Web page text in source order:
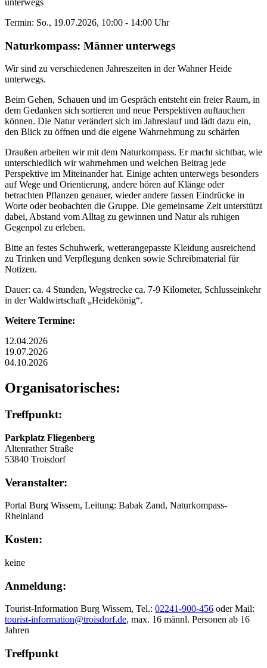
unterwegs
Termin: So., 19.07.2026, 10:00 - 14:00 Uhr
Naturkompass: Männer unterwegs
Wir sind zu verschiedenen Jahreszeiten in der Wahner Heide
unterwegs.
Beim Gehen, Schauen und im Gespräch entsteht ein freier Raum, in
dem Gedanken sich sortieren und neue Perspektiven auftauchen
können. Die Natur verändert sich im Jahreslauf und lädt dazu ein,
den Blick zu öffnen und die eigene Wahrnehmung zu schärfen
Draußen arbeiten wir mit dem Naturkompass. Er macht sichtbar, wie
unterschiedlich wir wahrnehmen und welchen Beitrag jede
Perspektive im Miteinander hat. Einige achten unterwegs besonders
auf Wege und Orientierung, andere hören auf Klänge oder
betrachten Pflanzen genauer, wieder andere fassen Eindrücke in
Worte oder beobachten die Gruppe. Die gemeinsame Zeit unterstützt
dabei, Abstand vom Alltag zu gewinnen und Natur als ruhigen
Gegenpol zu erleben.
Bitte an festes Schuhwerk, wetterangepasste Kleidung ausreichend
zu Trinken und Verpflegung denken sowie Schreibmaterial für
Notizen.
Dauer: ca. 4 Stunden, Wegstrecke ca. 7-9 Kilometer, Schlusseinkehr
in der Waldwirtschaft „Heidekönig“.
Weitere Termine:
12.04.2026
19.07.2026
04.10.2026
Organisatorisches:
Treffpunkt:
Parkplatz Fliegenberg
Altenrather Straße
53840 Troisdorf
Veranstalter:
Portal Burg Wissem, Leitung: Babak Zand, Naturkompass-
Rheinland
Kosten:
keine
Anmeldung:
Tourist-Information Burg Wissem, Tel.: 02241-900-456 oder Mail:
tourist-information@troisdorf.de, max. 16 männl. Personen ab 16
Jahren
Treffpunkt